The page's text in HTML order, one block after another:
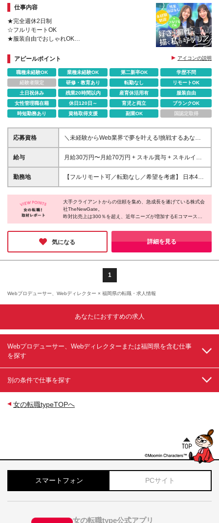
★憧れや夢をあきらめない
仕事内容
★完全週休2日制
☆フルリモートOK
★服装自由でおしゃれOK
★賞与年2回
アピールポイント アイコンの説明
職種未経験OK 業種未経験OK 第二新卒OK
学歴不問
経験者限定
研修・教育あり 転勤なし
リモートOK
土日祝休み
残業20時間以内 産育休活用有
服装自由
女性管理職在籍
休日120日～ 育児と両立
ブランクOK
時短勤務あり
資格取得支援 副業OK 国認定取得
応募資格
＼未経験からWeb業界で夢を叶える!挑戦するあなた
を全力サポート/ ★学歴・経験不問! ★未経験・クリエ
イティブ系スクール卒業生・第二新卒歓迎! ★社会人
たことがない...』 という未経験の方も安心してご応募
ください! IT人財として着実に成長できる環境が整っ
ジェクト、給与面は応相談) < 以下に1つでも当てはま
る方は、大歓迎!> ・ITやWebに興味がある方 ・動画
編集の基本から学びたい方 ・動画の企画、構成、撮
影、編集を一人でできるようになりたい方 ・英語を
使い、グローバルに活躍したい ・未経験だけど新し
いことに挑戦したい ・教育制度が整っている環境で
働きたい ・自分をレベルアップさせたい ・地方を盛
り上げたい方 《当社ならではの魅力》 #未経験大歓迎
#フルリモート/完全在宅ワークも可能(プロジェクトに
より異なる) #世界に通用する自社内開発サービスあり
だけでなくクライアントワークができるディレクター
へ挑戦可能!
給与
月給30万円〜月給70万円 + スキル賞与 + スキルイン
センティブ ※研修期間は有期雇用契約社員 ※プロジェ
クトによって異なる ※上記には(固定残業代
す。 東京エリア:月給21.3万円～ 大阪・愛知エリア:月
給20.5万円〜 その他エリア:月給20万円〜 ＼経験者の
方は優遇します★／ 月給35万円~月給70万円 + スキ
勤務地
【フルリモート可／転勤なし／希望を考慮】 日本47
都道府県、どこでも就業可能！ (東京支社、群馬本
社、北海道支社、宮城支社、愛知支社、大阪支社、福
岡支社、千葉支店、神奈川支店、茨城支店、新潟支
店、長野支店、石川支店、静岡支店、京都支店、兵庫
支店、広島支店、愛媛支店、熊本支店、沖縄支店、ま
たは各拠点近郊のプロジェクト先) ★リモートワーク
実施中（プロジェクトによる） ※一部フルリモートあ
り ★Ｕ＆Ｉターン歓迎 ★転居を伴う転勤なし ★受動
大手クライアントからの信頼を集め、急成長を遂げている株式会
社TheNewGate。
昨対比売上は300％を超え、近年ニーズが増加するEコマース分
野でのARやAIなど、先端技術にも果敢にチャレンジするベンチャ
ー企業。
『デザイナーになるだけではなく、先進的な部分に飛び込んで欲
しい』という代表の言葉通り、スキルUPのサポートが充実してい
る。基礎が身につく平均10ヶ月のカリキュラム、その後のキャリ
アUPで学べることは段違いだ。
気になる 詳細を見る
1
Webプロデューサー、Webディレクター × 福岡県の転職・求人情報
あなたにおすすめの求人
Webプロデューサー、Webディレクターまたは福岡県を含む仕事
を探す
別の条件で仕事を探す
女の転職typeTOPへ
スマートフォン PCサイト
女の転職type公式アプリ